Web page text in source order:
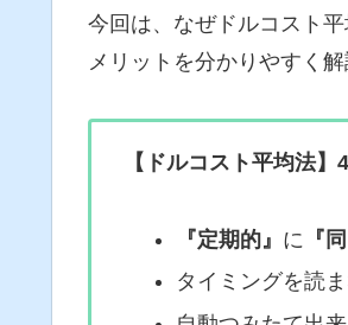
今回は、なぜドルコスト
メリットを分かりやすく解
【ドルコスト平均法】
『定期的』 に 『
タイミングを読